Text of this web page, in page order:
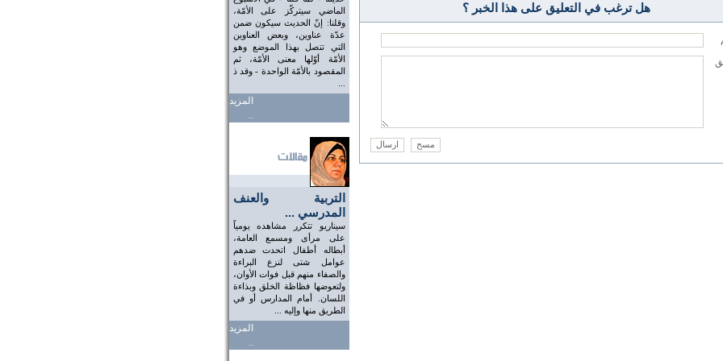
الماضي سيتركّز على الأمّة،
وقلنا: إنّ الحديث سيكون ضمن
عدّة عناوين، وبعض العناوين
التي تتصل بهذا الموضع وهو
الأمّة أوّلها معنى الأمّة، ثم
المقصود بالأمّة الواحدة - وقد ذ
المزيد
..
التربية والعنف
المدرسي ...
سيناريو تتكرر مشاهده يومياً
على مرأى ومسمع العامة،
أبطاله أطفال اتحدت ضدهم
عوامل شتى لنزع البراءة
والصفاء منهم قبل فوات الأوان،
ولتعوضها فظاظة الخلق وبذاءة
اللسان. أمام المدارس أو في
الطريق منها وإليه ...
المزيد
..
هل ترغب في التعليق على هذا الخبر ؟